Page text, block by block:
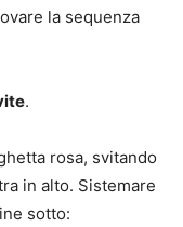
la sequenza
.
rosa, svitando
in alto. Sistemare
sotto: